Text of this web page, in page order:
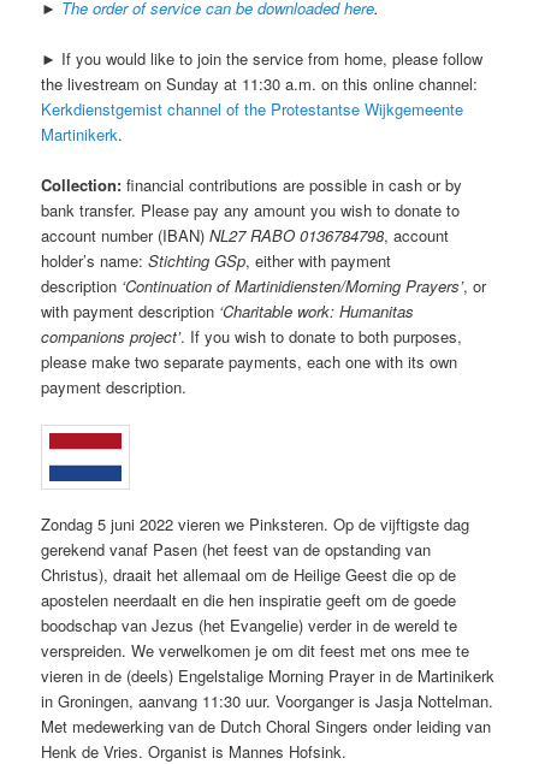
► The order of service can be downloaded here.
► If you would like to join the service from home, please follow
the livestream on Sunday at 11:30 a.m. on this online channel:
Kerkdienstgemist channel of the Protestantse Wijkgemeente
Martinikerk.
Collection: financial contributions are possible in cash or by
bank transfer. Please pay any amount you wish to donate to
account number (IBAN)NL27 RABO 0136784798, account
holder’s name:Stichting GSp, either with payment
description ‘Continuation of Martinidiensten/Morning Prayers’, or
with payment description ‘Charitable work: Humanitas
companions project’. If you wish to donate to both purposes,
please make two separate payments, each one with its own
payment description.
Zondag 5 juni 2022 vieren we Pinksteren. Op de vijftigste dag
gerekend vanaf Pasen (het feest van de opstanding van
Christus), draait het allemaal om de Heilige Geest die op de
apostelen neerdaalt en die hen inspiratie geeft om de goede
boodschap van Jezus (het Evangelie) verder in de wereld te
verspreiden. We verwelkomen je om dit feest met ons mee te
vieren in de (deels) Engelstalige Morning Prayer in de Martinikerk
in Groningen, aanvang 11:30 uur. Voorganger is Jasja Nottelman.
Met medewerking van de Dutch Choral Singers onder leiding van
Henk de Vries. Organist is Mannes Hofsink.